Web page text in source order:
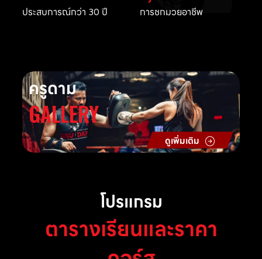
ประสบการณ์กว่า 30 ปี การชกมวยอาชีพ
ครูดาม
GALLERY
ดูเพิ่มเติม
โปรแกรม
ตารางเรียนและราคา